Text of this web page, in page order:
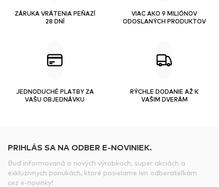
ZÁRUKA VRÁTENIA PEŇAZÍ
28 DNÍ
VIAC AKO 9 MILIÓNOV
ODOSLANÝCH PRODUKTOV
JEDNODUCHÉ PLATBY ZA
VAŠU OBJEDNÁVKU
RÝCHLE DODANIE AŽ K
VAŠIM DVERÁM
PRIHLÁS SA NA ODBER E-NOVINIEK.
Buď informovaná o nových výrobkoch, super akciách a
exkluzívnych ponukách, ktoré posielame len odberateľkám
cez e-novinky!